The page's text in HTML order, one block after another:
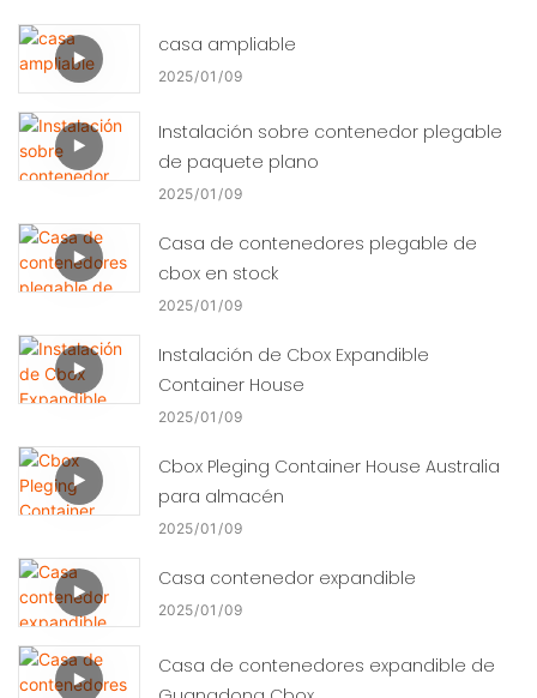
casa ampliable
2025 01 09
Instalación sobre contenedor plegable
de paquete plano
2025 01 09
Casa de contenedores plegable de
cbox en stock
2025 01 09
Instalación de Cbox Expandible
Container House
2025 01 09
Cbox Pleging Container House Australia
para almacén
2025 01 09
Casa contenedor expandible
2025 01 09
Casa de contenedores expandible de